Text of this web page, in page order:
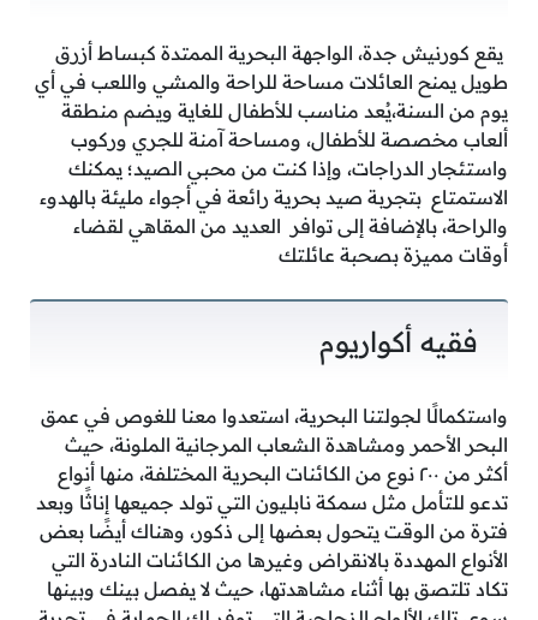
يقع كورنيش جدة، الواجهة البحرية الممتدة كبساط أزرق
طويل يمنح العائلات مساحة للراحة والمشي واللعب في أي
يوم من السنة،يُعد مناسب للأطفال للغاية ويضم منطقة
ألعاب مخصصة للأطفال، ومساحة آمنة للجري وركوب
واستئجار الدراجات، وإذا كنت من محبي الصيد؛ يمكنك
الاستمتاع بتجربة صيد بحرية رائعة في أجواء مليئة بالهدوء
والراحة، بالإضافة إلى توافر العديد من المقاهي لقضاء
أوقات مميزة بصحبة عائلتك
فقيه أكواريوم
واستكمالًا لجولتنا البحرية، استعدوا معنا للغوص في عمق
البحر الأحمر ومشاهدة الشعاب المرجانية الملونة، حيث
أكثر من ٢٠٠ نوع من الكائنات البحرية المختلفة، منها أنواع
تدعو للتأمل مثل سمكة نابليون التي تولد جميعها إناثًا وبعد
فترة من الوقت يتحول بعضها إلى ذكور، وهناك أيضًا بعض
الأنواع المهددة بالانقراض وغيرها من الكائنات النادرة التي
تكاد تلتصق بها أثناء مشاهدتها، حيث لا يفصل بينك وبينها